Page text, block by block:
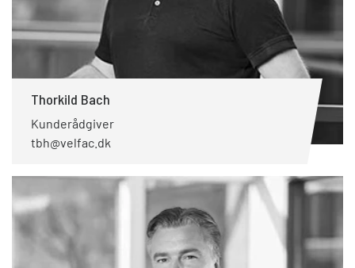
Thorkild Bach
Kunderådgiver
tbh@velfac.dk